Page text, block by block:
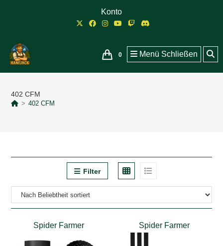
Konto
0 Menü Schließen
402 CFM
> 402 CFM
Filter
Spider Farmer Spider Farmer